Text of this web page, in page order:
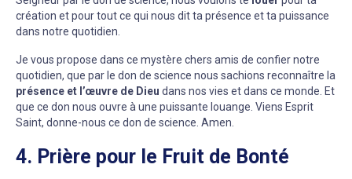
création et pour tout ce qui nous dit ta présence et ta puissance
dans notre quotidien.
Je vous propose dans ce mystère chers amis de confier notre
quotidien, que par le don de science nous sachions reconnaître la
présence et l’œuvre de Dieu dans nos vies et dans ce monde. Et
que ce don nous ouvre à une puissante louange. Viens Esprit
Saint, donne-nous ce don de science. Amen.
4. Prière pour le Fruit de Bonté